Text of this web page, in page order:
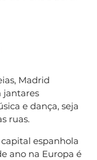
Madrid
jantares
e dança, seja
ruas.
espanhola
ano na Europa é